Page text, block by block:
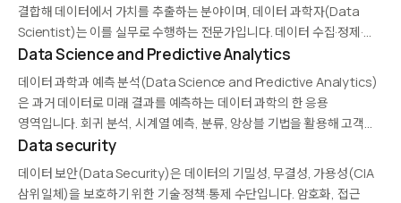
결합해 데이터에서 가치를 추출하는 분야이며, 데이터 과학자(Data
Scientist)는 이를 실무로 수행하는 전문가입니다. 데이터 수집·정제·
탐색·모델링·시각화·커뮤니케이션까지 전 과정을 담당하며,
Python·R·SQL·머신러닝 프레임워크를 주로 활용합니다. 현대 기업에서
가장 수요가 높은 직군 중 하나입니다.
Data Science and Predictive Analytics
데이터 과학과 예측 분석(Data Science and Predictive Analytics)
은 과거 데이터로 미래 결과를 예측하는 데이터 과학의 한 응용
영역입니다. 회귀 분석, 시계열 예측, 분류, 앙상블 기법을 활용해 고객
이탈, 수요 예측, 리스크 평가, 장비 고장 예측 등에 적용합니다. 비즈니스
의사결정을 반응적(reactive)에서…
Data security
데이터 보안(Data Security)은 데이터의 기밀성, 무결성, 가용성(CIA
삼위일체)을 보호하기 위한 기술·정책·통제 수단입니다. 암호화, 접근